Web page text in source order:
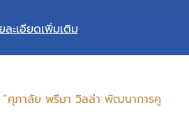
ละเอียดเพิ่มเติม
“ศุภาลัย พรีมา วิลล่า พัฒนาการคู